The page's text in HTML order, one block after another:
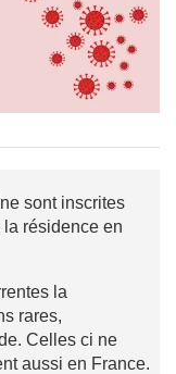
sont inscrites
la résidence en
la
rares,
Celles ci ne
aussi en France.